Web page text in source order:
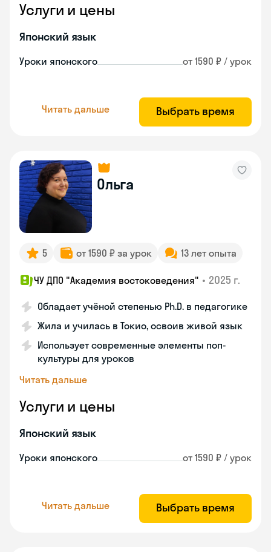
Услуги и цены
Японский язык
Уроки японского от 1590 ₽ / урок
Читать дальше Выбрать время
Ольга
5 от 1590 ₽ за урок 13 лет опыта
ЧУ ДПО "Академия востоковедения" • 2025 г.
Обладает учёной степенью Ph.D. в педагогике
Жила и училась в Токио, освоив живой язык
Использует современные элементы поп-
культуры для уроков
Читать дальше
Услуги и цены
Японский язык
Уроки японского от 1590 ₽ / урок
Читать дальше Выбрать время